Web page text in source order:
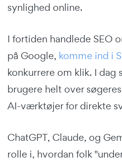
synlighed online.
I fortiden handlede SEO
på Google, komme ind i
konkurrere om klik. I dag
brugere helt over
AI-værktøjer for direkte
ChatGPT, Claude, og
rolle i, hvordan folk